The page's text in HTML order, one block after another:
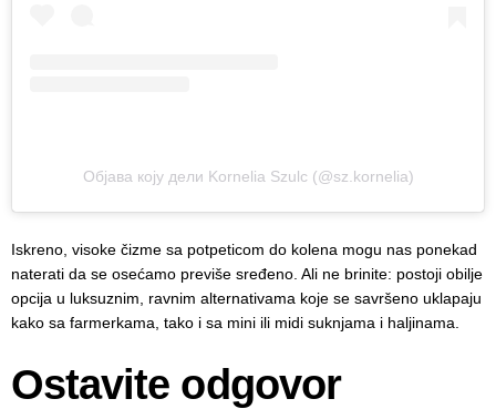
Објава коју дели Kornelia Szulc (@sz.kornelia)
Iskreno, visoke čizme sa potpeticom do kolena mogu nas ponekad
naterati da se osećamo previše sređeno. Ali ne brinite: postoji obilje
opcija u luksuznim, ravnim alternativama koje se savršeno uklapaju
kako sa farmerkama, tako i sa mini ili midi suknjama i haljinama.
Ostavite odgovor